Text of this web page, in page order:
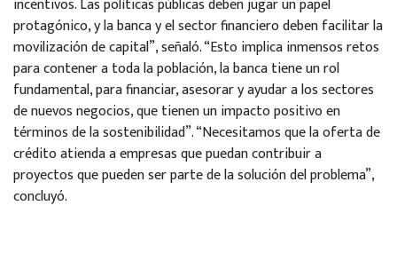
incentivos. Las políticas públicas deben jugar un papel
protagónico, y la banca y el sector financiero deben facilitar la
movilización de capital”, señaló. “Esto implica inmensos retos
para contener a toda la población, la banca tiene un rol
fundamental, para financiar, asesorar y ayudar a los sectores
de nuevos negocios, que tienen un impacto positivo en
términos de la sostenibilidad”. “Necesitamos que la oferta de
crédito atienda a empresas que puedan contribuir a
proyectos que pueden ser parte de la solución del problema”,
concluyó.